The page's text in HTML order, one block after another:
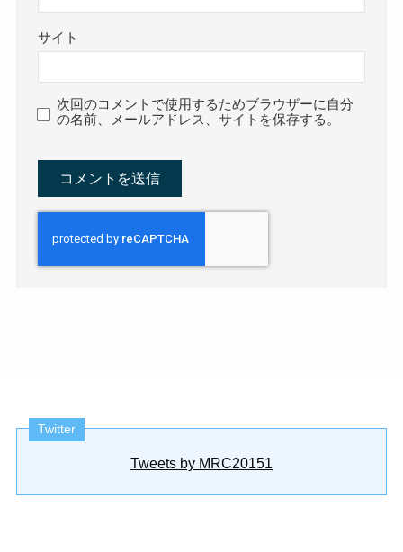
サイト
次回のコメントで使用するためブラウザーに自分
の名前、メールアドレス、サイトを保存する。
Twitter
Tweets by MRC20151